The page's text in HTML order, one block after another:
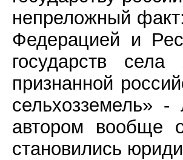
непреложный
Федерацией и
государств
признанной
сельхозземель» -
автором вообще
становились